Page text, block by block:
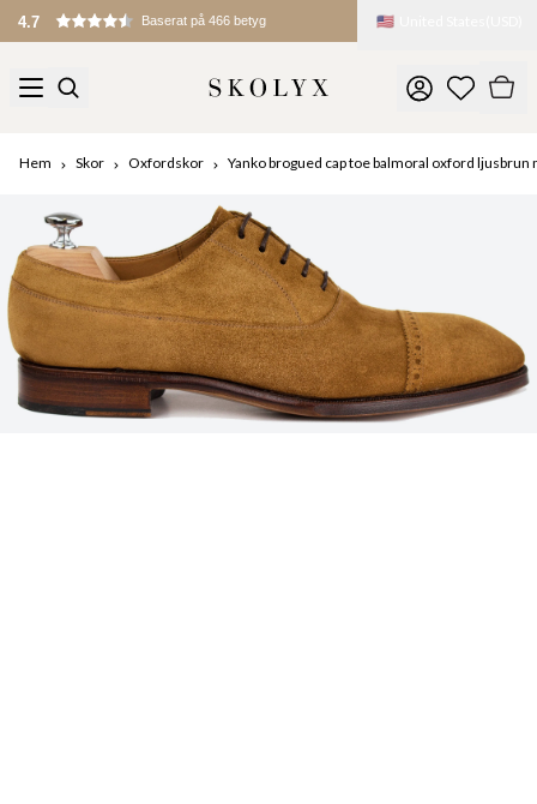
Tullar och avgifter debiteras vid import 🇺🇸
Hem Skor Oxfordskor Yanko brogued cap toe balmoral oxford ljusbrun